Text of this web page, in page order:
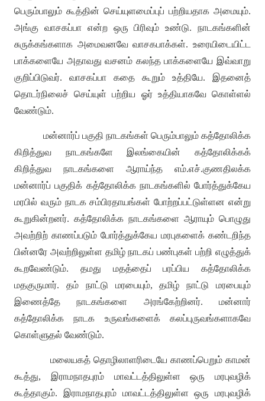
பெரும்பாலும் கூத்தின் செய்யுளமைப்புப் பற்றியதாக அமையும்.
அங்கு வாசகப்பா என்ற ஒரு பிரிவும் உண்டு.நாடகங்களின்
சுருக்கங்களாக அமைவனவே வாசகபாக்கள்.உரையிடையிட்ட
பாக்களையே அதாவது வசனம் கலந்த பாக்களையே இவ்வாறு
குறிப்பிடுவர். வாசகப்பா கதை கூறும் உத்தியே. இதனைத்
தொடர்நிலைச் செய்யுள் பற்றிய ஓர் உத்தியாகவே கொள்ளல்
வேண்டும்.
மன்னார்ப் பகுதி நாடகங்கள் பெரும்பாலும் கத்தோலிக்க
கிறித்துவ நாடகங்களே இலங்கையின் கத்தோலிக்கக்
கிறித்துவ நாடகங்களை ஆராய்ந்த எம்.எச்.குணதிலக்க
மன்னார்ப் பகுதிக் கத்தோலிக்க நாடகங்களில் போர்த்துக்கேய
மரபில் வரும் நாடக சம்பிரதாயங்கள் போற்றப்பட்டுள்ளன என்று
கூறுகின்றனர். கத்தோலிக்க நாடகங்களை ஆராயும் பொழுது
அவற்றிற் காணப்படும் போர்த்துக்கேய மரபுகளைக் கண்டறிந்த
பின்னரே அவற்றிலுள்ள தமிழ் நாடகப் பண்புகள் பற்றி எழுத்துக்
கூறவேண்டும். தமது மதத்தைப் பரப்பிய கத்தோலிக்க
மதகுருமார். தம் நாட்டு மரபையும்,தமிழ் நாட்டு மரபையும்
இணைத்தே நாடகங்களை அரங்கேற்றினர்.மன்னார்
கத்தோலிக்க நாடக உருவங்களைக் கலப்புருவங்களாகவே
கொள்ளுதல் வேண்டும்.
மலையகத் தொழிலாளரிடையே காணப்பெறும் காமன்
கூத்து, இராமநாதபுரம் மாவட்டத்திலுள்ள ஒரு மரபுவழிக்
கூத்தாகும். இராமநாதபுரம் மாவட்டத்திலுள்ள ஒரு மரபுவழிக்